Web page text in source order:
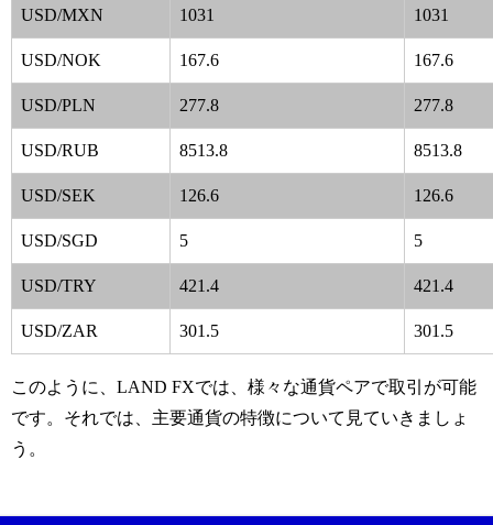
USD/MXN 1031 1031
USD/NOK 167.6 167.6
USD/PLN 277.8 277.8
USD/RUB 8513.8 8513.8
USD/SEK 126.6 126.6
USD/SGD 5 5
USD/TRY 421.4 421.4
USD/ZAR 301.5 301.5
このように、LAND FXでは、様々な通貨ペアで取引が可能
です。 それでは、主要通貨の特徴について見ていきましょ
う。